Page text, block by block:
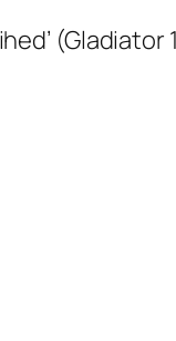
(Gladiator